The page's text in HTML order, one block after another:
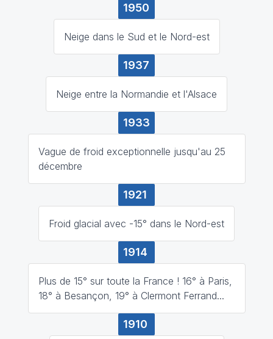
1950
Neige dans le Sud et le Nord-est
1937
Neige entre la Normandie et l'Alsace
1933
Vague de froid exceptionnelle jusqu'au 25
décembre
1921
Froid glacial avec -15° dans le Nord-est
1914
Plus de 15° sur toute la France ! 16° à Paris,
18° à Besançon, 19° à Clermont Ferrand...
1910